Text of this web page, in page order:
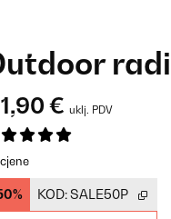
€ uklj. PDV
KOD:SALE50P